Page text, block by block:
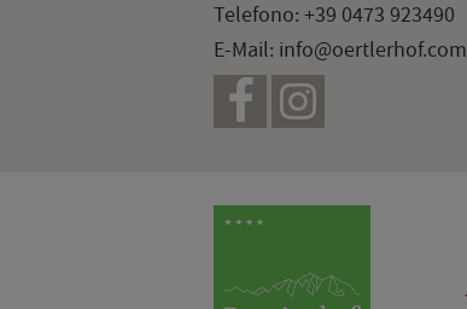
Telefono: +39 0473 923490
E-Mail: info@oertlerhof.com